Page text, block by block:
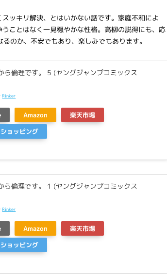
ッキリ解決、とはいかない話です。家庭不和によ
ことはなく一見穏やかな性格。高柳の説得にも、応
のか、不安でもあり、楽しみでもあります。
ら倫理です。 5 (ヤングジャンプコミックス
Rinker
Amazon
楽天市場
ョッピング
ら倫理です。 1 (ヤングジャンプコミックス
Rinker
Amazon
楽天市場
ョッピング